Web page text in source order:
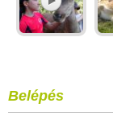
Belépés